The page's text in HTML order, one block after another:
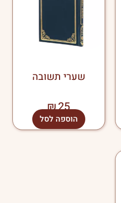
שערי תשובה
₪25
הוספה לסל